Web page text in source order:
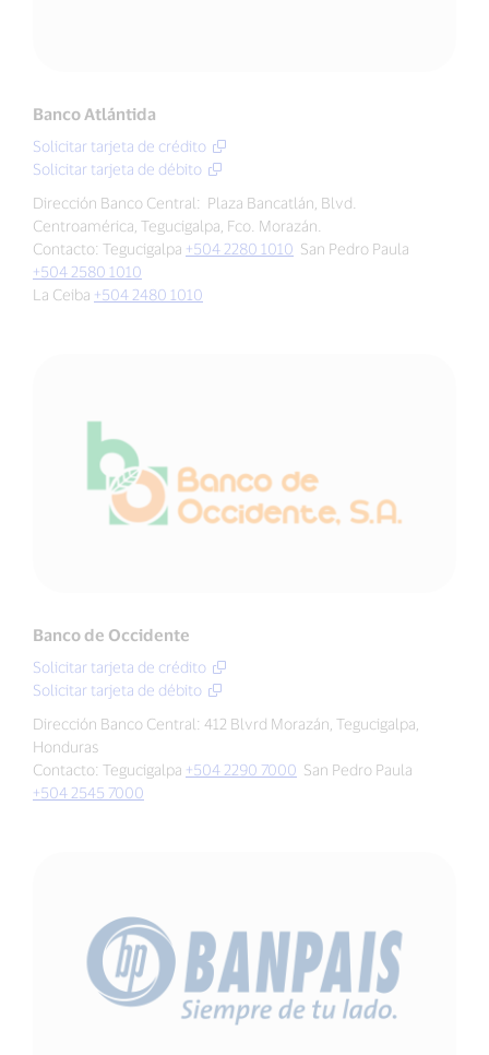
Banco Atlántida
Solicitar tarjeta de crédito
Solicitar tarjeta de débito
Dirección Banco Central: Plaza Bancatlán, Blvd.
Centroamérica, Tegucigalpa, Fco. Morazán.
Contacto: Tegucigalpa +504 2280 1010 San Pedro Paula
+504 2580 1010
La Ceiba +504 2480 1010
Banco de Occidente
Solicitar tarjeta de crédito
Solicitar tarjeta de débito
Dirección Banco Central: 412 Blvrd Morazán, Tegucigalpa,
Honduras
Contacto: Tegucigalpa +504 2290 7000 San Pedro Paula
+504 2545 7000